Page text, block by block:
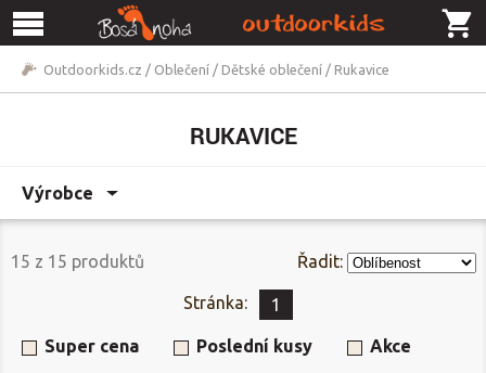
Outdoorkids.cz / Oblečení / Dětské oblečení / Rukavice
RUKAVICE
Výrobce
15 z 15 produktů Řadit:
Stránka: 1
Super cena Poslední kusy Akce